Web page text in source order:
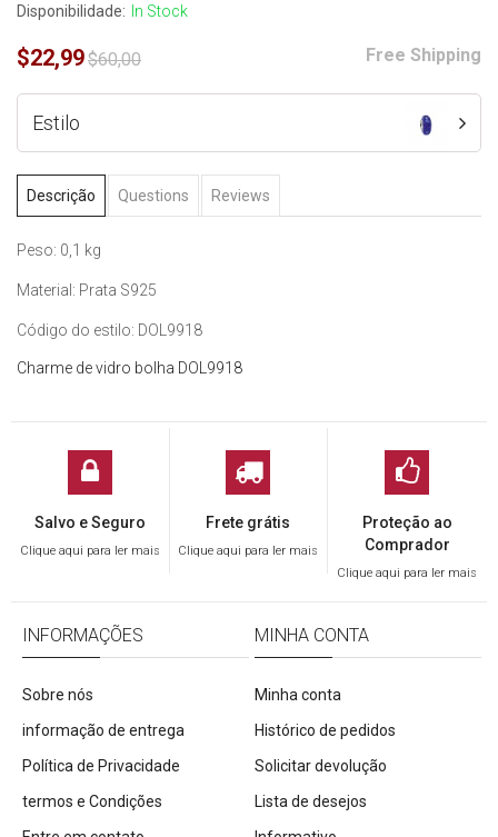
Disponibilidade:
In Stock
$22,99$60,00 Free Shipping
Estilo
Descrição Questions Reviews
Peso: 0,1 kg
Material: Prata S925
Código do estilo: DOL9918
Charme de vidro bolha DOL9918
Salvo e Seguro
Clique aqui para ler mais
Frete grátis
Clique aqui para ler mais
Proteção ao
Comprador
Clique aqui para ler mais
INFORMAÇÕES
Sobre nós
informação de entrega
Política de Privacidade
termos e Condições
MINHA CONTA
Minha conta
Histórico de pedidos
Solicitar devolução
Lista de desejos